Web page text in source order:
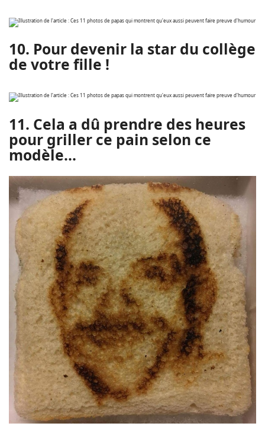
10. Pour devenir la star du collège
de votre fille !
11. Cela a dû prendre des heures
pour griller ce pain selon ce
modèle...